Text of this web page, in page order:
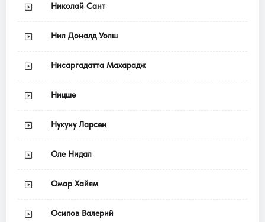
Николай Сант
Нил Доналд Уолш
Нисаргадатта Махарадж
Ницше
Нукуну Ларсен
Оле Нидал
Омар Хайям
Осипов Валерий